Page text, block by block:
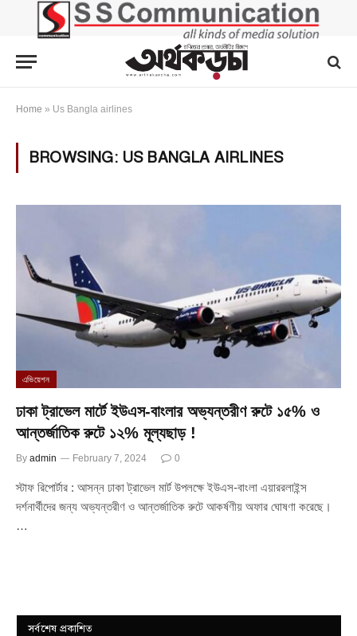
Home » Us Bangla airlines
BROWSING: US BANGLA AIRLINES
এভিয়েশন
ঢাকা ট্রাভেল মার্টে ইউএস-বাংলার অভ্যন্তরীণ রুটে ১৫% ও
আন্তর্জাতিক রুটে ১২% মূল্যছাড় !
By admin February 7, 2024 0
স্টাফ রিপোর্টার : আসন্ন ঢাকা ট্রাভেল মার্ট উপলক্ষে ইউএস-বাংলা এয়াররলাইন্স
দর্শনার্থীদের জন্য অভ্যন্তরীণ ও আন্তর্জাতিক রুটে আকর্ষণীয় অফার ঘোষণা করেছে।
…
সর্বশেষ প্রকাশিত